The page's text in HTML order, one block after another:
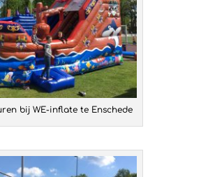
bij WE-inflate te Enschede